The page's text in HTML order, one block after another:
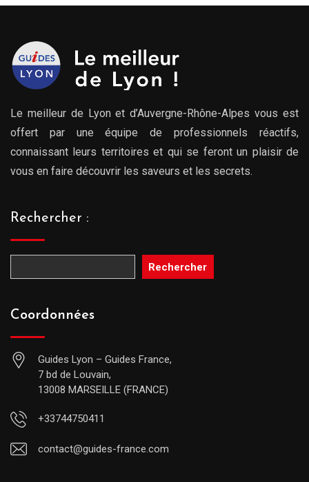
Le meilleur de Lyon et d’Auvergne-Rhône-Alpes vous est
offert par une équipe de professionnels réactifs,
connaissant leurs territoires et qui se feront un plaisir de
vous en faire découvrir les saveurs et les secrets.
Rechercher :
Rechercher
Coordonnées
Guides Lyon – Guides France,
7 bd de Louvain,
13008 MARSEILLE (FRANCE)
+33744750411
contact@guides-france.com